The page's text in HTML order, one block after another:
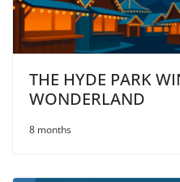
THE HYDE PARK
WONDERLAND
8 months